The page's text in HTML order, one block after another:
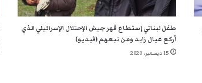
طفل لبناني إستطاع قهر جيش الإحتلال الإسرائيلي الذي
أركع عيال زايد ومن تبعهم (فيديو)
15 ديسمبر، 2020